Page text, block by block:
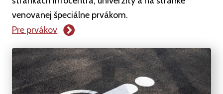
venovanej špeciálne prvákom.
Pre prvákov